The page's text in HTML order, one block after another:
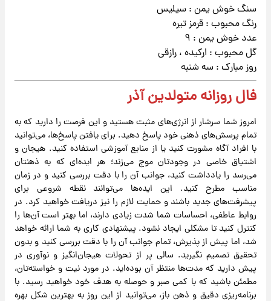
سنگ خوش یمن : سیلیس
رنگ محبوب : قرمز تیره
عدد خوش یمن : ۹
گل محبوب : ارکیده ، رازقی
روز مبارک : سه شنبه
فال روزانه متولدین آذر
امروز شما سرشار از انرژی‌های مثبت هستید و این فرصت را دارید که به
تمام پرسش‌های ذهنی خود پاسخ دهید. برای یافتن پاسخ‌ها، می‌توانید
با افراد آگاه مشورت کنید یا از منابع آموزشی استفاده کنید. هیجان و
اشتیاق خاصی در وجودتان موج می‌زند؛ هر ایده‌ای که به ذهنتان
می‌رسد را یادداشت کنید، جوانب آن را با دقت بررسی کنید و در زمان
مناسب مطرح کنید. این ایده‌ها می‌توانند نقطه شروعی برای
پیشرفت‌های جدید باشند و حمایت لازم را نیز دریافت خواهید کرد. در
روابط عاطفی، احساسات شما شدت زیادی دارند، اما بهتر است آن‌ها را
کنترل کنید تا مشکلی ایجاد نشود. پیشنهادی کاری به شما ارائه خواهد
شد، اما پیش از پذیرش، تمام جوانب آن را با دقت بررسی کنید و بدون
تحقیق تصمیم نگیرید. سالی پر از تحولات هیجان‌انگیز و نوآوری در
پیش دارید که مدت‌ها منتظر آن بوده‌اید. در مورد نیت و خواسته‌تان،
مطمئن باشید که با کمی صبر و حوصله به هدف خود خواهید رسید. با
برنامه‌ریزی دقیق و ذهن باز، می‌توانید از این روز به بهترین شکل بهره